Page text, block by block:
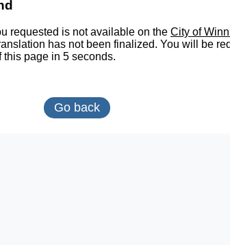
requested is not available on the City of
has not been finalized. You will be
page in 5 seconds.
Go back